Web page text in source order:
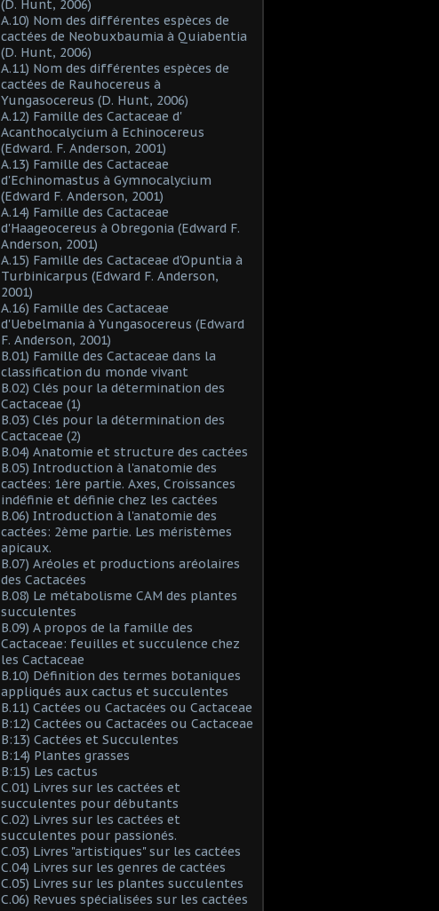
(D. Hunt, 2006)
A.10) Nom des différentes espèces de
cactées de Neobuxbaumia à Quiabentia
(D. Hunt, 2006)
A.11) Nom des différentes espèces de
cactées de Rauhocereus à
Yungasocereus (D. Hunt, 2006)
A.12) Famille des Cactaceae d'
Acanthocalycium à Echinocereus
(Edward. F. Anderson, 2001)
A.13) Famille des Cactaceae
d'Echinomastus à Gymnocalycium
(Edward F. Anderson, 2001)
A.14) Famille des Cactaceae
d'Haageocereus à Obregonia (Edward F.
Anderson, 2001)
A.15) Famille des Cactaceae d'Opuntia à
Turbinicarpus (Edward F. Anderson,
2001)
A.16) Famille des Cactaceae
d'Uebelmania à Yungasocereus (Edward
F. Anderson, 2001)
B.01) Famille des Cactaceae dans la
classification du monde vivant
B.02) Clés pour la détermination des
Cactaceae (1)
B.03) Clés pour la détermination des
Cactaceae (2)
B.04) Anatomie et structure des cactées
B.05) Introduction à l'anatomie des
cactées: 1ère partie. Axes, Croissances
indéfinie et définie chez les cactées
B.06) Introduction à l'anatomie des
cactées: 2ème partie. Les méristèmes
apicaux.
B.07) Aréoles et productions aréolaires
des Cactacées
B.08) Le métabolisme CAM des plantes
succulentes
B.09) A propos de la famille des
Cactaceae: feuilles et succulence chez
les Cactaceae
B.10) Définition des termes botaniques
appliqués aux cactus et succulentes
B.11) Cactées ou Cactacées ou Cactaceae
B:12) Cactées ou Cactacées ou Cactaceae
B:13) Cactées et Succulentes
B:14) Plantes grasses
B:15) Les cactus
C.01) Livres sur les cactées et
succulentes pour débutants
C.02) Livres sur les cactées et
succulentes pour passionés.
C.03) Livres "artistiques" sur les cactées
C.04) Livres sur les genres de cactées
C.05) Livres sur les plantes succulentes
C.06) Revues spécialisées sur les cactées